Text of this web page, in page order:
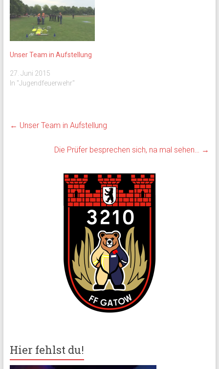
Unser Team in Aufstellung
27. Juni 2015
In "Jugendfeuerwehr"
← Unser Team in Aufstellung
Die Prüfer besprechen sich, na mal sehen… →
Hier fehlst du!